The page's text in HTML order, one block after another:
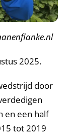
2025.
door
en een half
tot 2019